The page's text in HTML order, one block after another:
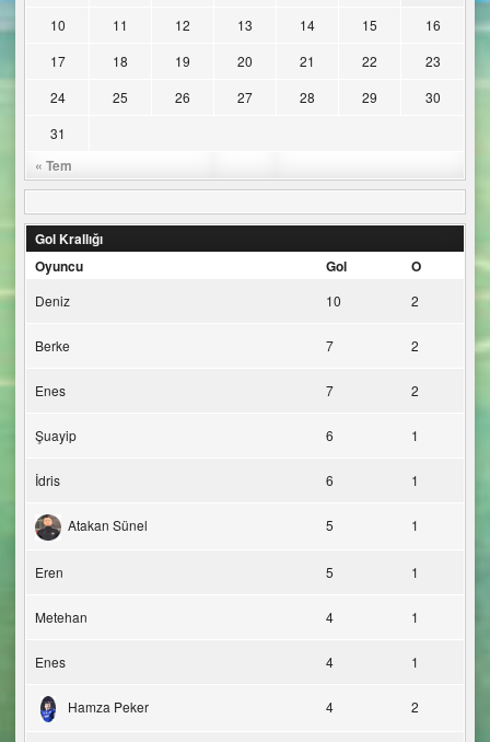
« Tem
10 11 12 13 14 15
16
17
18 19 20 21 22
23
24
25 26 27 28 29
30
31
Gol Krallığı
Oyuncu
Gol O
Deniz 10 2
Berke 7 2
Enes 7 2
Şuayip 6 1
İdris 6 1
Atakan Sünel 5 1
Eren 5 1
Metehan 4 1
Enes 4 1
Hamza Peker 4 2